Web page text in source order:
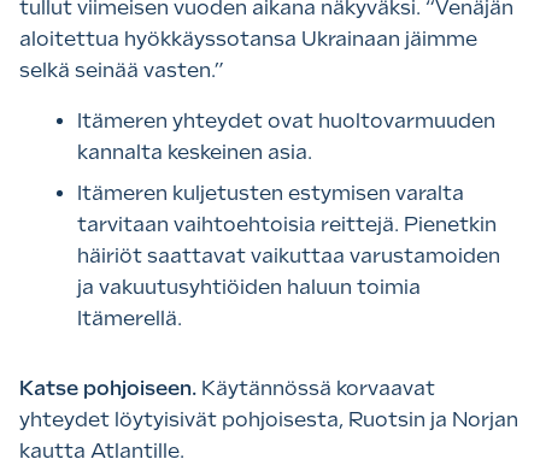
tullut viimeisen vuoden aikana näkyväksi. “Venäjän
aloitettua hyökkäyssotansa Ukrainaan jäimme
selkä seinää vasten.”
Itämeren yhteydet ovat huoltovarmuuden
kannalta keskeinen asia.
Itämeren kuljetusten estymisen varalta
tarvitaan vaihtoehtoisia reittejä. Pienetkin
häiriöt saattavat vaikuttaa varustamoiden
ja vakuutusyhtiöiden haluun toimia
Itämerellä.
Katse pohjoiseen. Käytännössä korvaavat
yhteydet löytyisivät pohjoisesta, Ruotsin ja Norjan
kautta Atlantille.